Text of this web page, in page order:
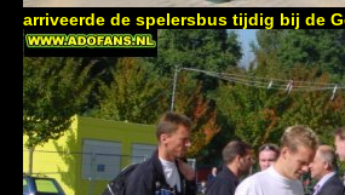
arriveerde de spelersbus tijdig bij de